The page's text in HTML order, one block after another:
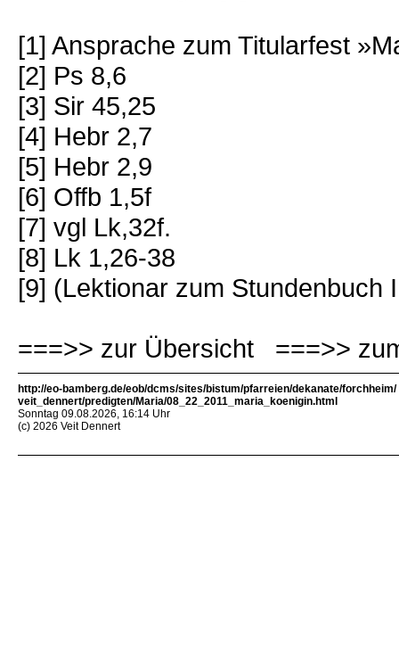
[1] Ansprache zum Titularfest
[2] Ps 8,6
[3] Sir 45,25
[4] Hebr 2,7
[5] Hebr 2,9
[6] Offb 1,5f
[7] vgl Lk,32f.
[8] Lk 1,26-38
[9] (Lektionar zum Stundenbuch
===>> zur Übersicht ===>>
http://eo-bamberg.de/eob/dcms/sites/bistum/pfarreien/dekanate/forchheim/
veit_dennert/predigten/Maria/08_22_2011_maria_koenigin.html
Sonntag 09.08.2026, 16:14 Uhr
(c) 2026 Veit Dennert